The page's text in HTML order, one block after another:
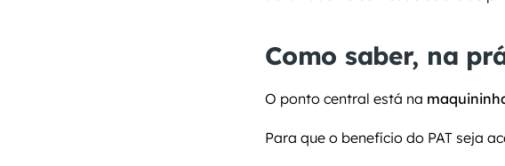
Como saber, na
O ponto central está na
Para que o benefício do PAT seja